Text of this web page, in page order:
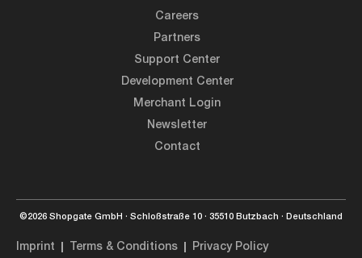
Careers
Partners
Support Center
Development Center
Merchant Login
Newsletter
Contact
©2026 Shopgate GmbH · Schloßstraße 10 · 35510 Butzbach · Deutschland
Imprint Terms & Conditions Privacy Policy